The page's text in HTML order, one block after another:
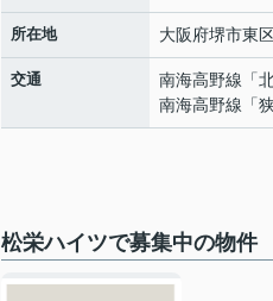
所在地 大阪府堺市東
交通 南海高野線 「
南海高野線 「
松栄ハイツで募集中の物件